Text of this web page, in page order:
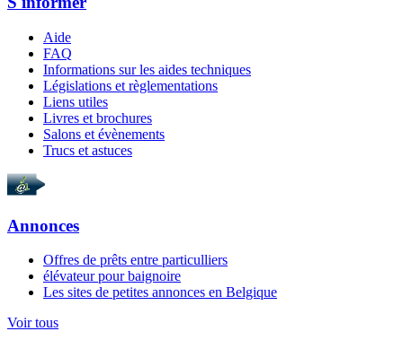
Aide
FAQ
Informations sur les aides techniques
Législations et règlementations
Liens utiles
Livres et brochures
Salons et évènements
Trucs et astuces
Annonces
Offres de prêts entre particulliers
élévateur pour baignoire
Les sites de petites annonces en Belgique
Voir tous